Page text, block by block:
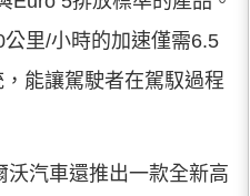
里/小時的加速僅需6.5
能讓駕駛者在駕馭過程
沃汽車還推出一款全新高